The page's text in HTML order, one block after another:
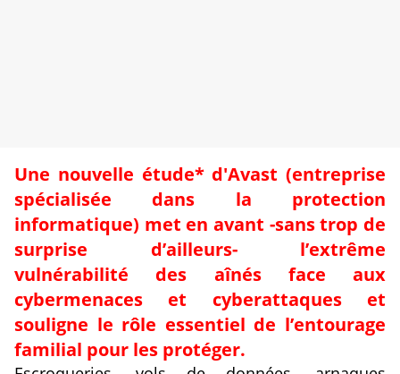
Une nouvelle étude* d'Avast (entreprise
spécialisée dans la protection
informatique) met en avant -sans trop de
surprise d’ailleurs- l’extrême
vulnérabilité des aînés face aux
cybermenaces et cyberattaques et
souligne le rôle essentiel de l’entourage
familial pour les protéger.